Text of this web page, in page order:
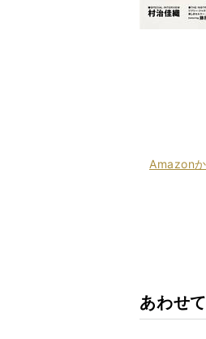
Amazon
あわせ